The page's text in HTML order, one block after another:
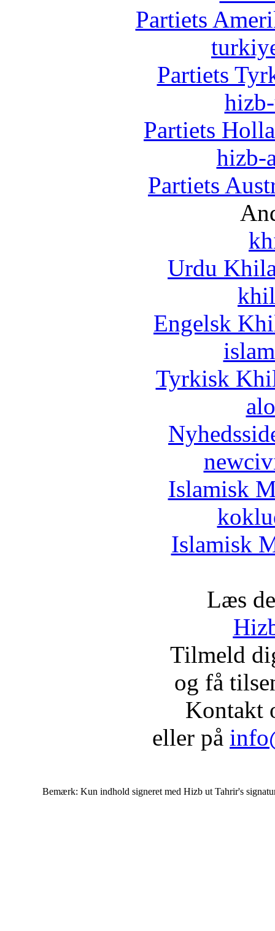
Partiets
Partiets
Partiets
hizb-
Partiets
Urdu
Engelsk
Tyrkisk
Islamisk
Islamisk
Læs
Tilmeld
og få
Kontakt
eller på
Bemærk: Kun indhold signeret med Hizb ut Tahrir's